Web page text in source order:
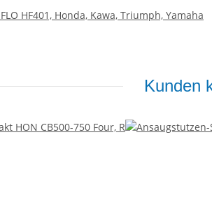
HF401, Honda, Kawa, Triumph, Yamaha
Kunden